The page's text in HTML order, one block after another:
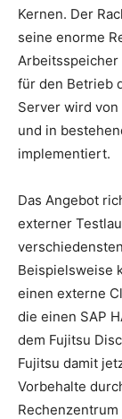
Kernen. Der
seine enorme
für den Betrieb
Server wird
und in
implementiert.
Das Angebot
externer
Beispielsweise
einen externe
die einen SAP
dem Fujitsu
Fujitsu damit
Vorbehalte